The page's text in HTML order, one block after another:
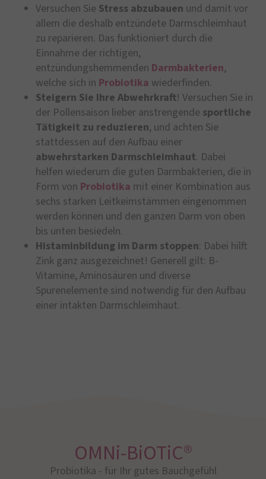
Versuchen Sie Stress abzubauen und damit vor
allem die deshalb entzündete Darmschleimhaut
zu reparieren. Das funktioniert durch die
Einnahme der richtigen,
entzündungshemmenden Darmbakterien,
welche sich in Probiotika wiederfinden.
Steigern Sie Ihre Abwehrkraft! Versuchen Sie in
der Pollensaison lieber anstrengende sportliche
Tätigkeit zu reduzieren, und achten Sie
stattdessen auf den Aufbau einer
abwehrstarken Darmschleimhaut. Dabei
helfen wiederum die guten Darmbakterien, die in
Form von Probiotika mit einer Kombination aus
sechs starken Leitkeimstämmen eingenommen
werden können und den ganzen Darm von oben
bis unten besiedeln.
Histaminbildung im Darm stoppen: Dabei hilft
Zink ganz ausgezeichnet! Generell gilt: B-
Vitamine, Aminosäuren und diverse
Spurenelemente sind notwendig für den Aufbau
einer intakten Darmschleimhaut.
OMNi-BiOTiC®
Probiotika - für Ihr gutes Bauchgefühl​